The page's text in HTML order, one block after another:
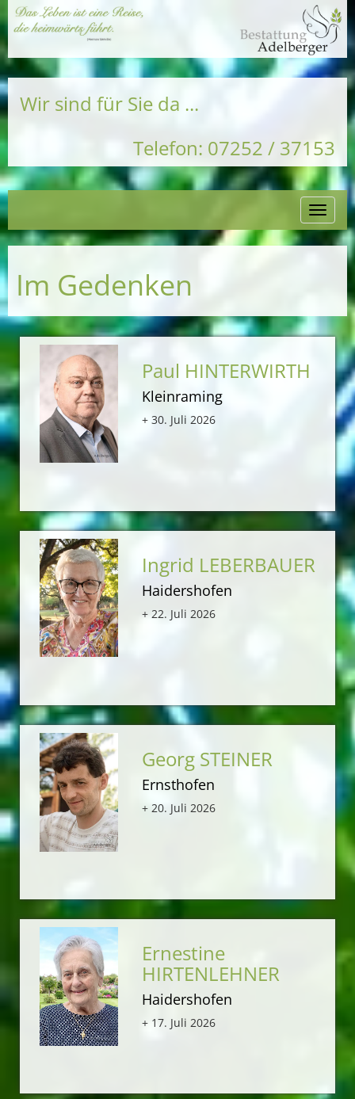
Wir sind für Sie da ...
Telefon: 07252 / 37153
Im Gedenken
Paul HINTERWIRTH
Kleinraming
+ 30. Juli 2026
Ingrid LEBERBAUER
Haidershofen
+ 22. Juli 2026
Georg STEINER
Ernsthofen
+ 20. Juli 2026
Ernestine
HIRTENLEHNER
Haidershofen
+ 17. Juli 2026